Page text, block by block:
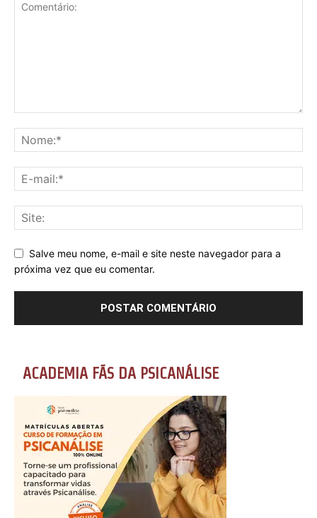
Salve meu nome, e-mail e site neste navegador para a
próxima vez que eu comentar.
ACADEMIA FÃS DA PSICANÁLISE